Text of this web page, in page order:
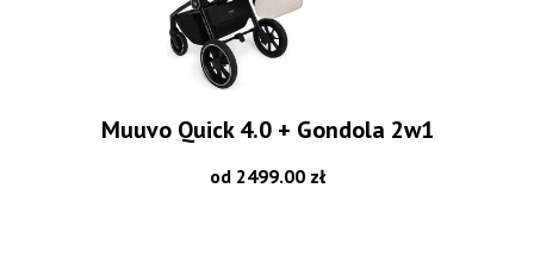
Muuvo Quick 4.0 + Gondola 2w1
od 2499.00 zł